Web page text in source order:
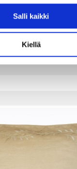
Salli kaikki
Kiellä
79.90€
LISÄÄ OSTOSKORIIN